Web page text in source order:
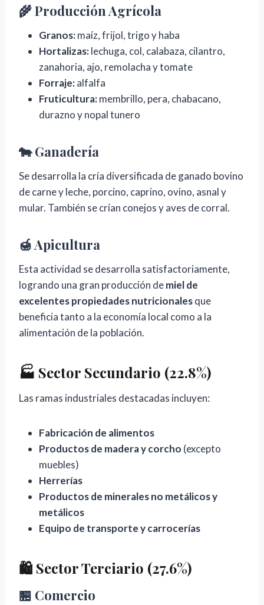
🌾 Producción Agrícola
Granos:maíz, frijol, trigo y haba
Hortalizas:lechuga, col, calabaza, cilantro,
zanahoria, ajo, remolacha y tomate
Forraje:alfalfa
Fruticultura:membrillo, pera, chabacano,
durazno y nopal tunero
🐄 Ganadería
Se desarrolla la cría diversificada de ganado bovino
de carne y leche, porcino, caprino, ovino, asnal y
mular. También se crían conejos y aves de corral.
🍯 Apicultura
Esta actividad se desarrolla satisfactoriamente,
logrando una gran producción demiel de
excelentes propiedades nutricionalesque
beneficia tanto a la economía local como a la
alimentación de la población.
🏭 Sector Secundario (22.8%)
Las ramas industriales destacadas incluyen:
Fabricación de alimentos
Productos de madera y corcho (excepto
muebles)
Herrerías
Productos de minerales no metálicos y
metálicos
Equipo de transporte y carrocerías
🛍️ Sector Terciario (27.6%)
🏪 Comercio